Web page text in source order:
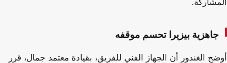
المشاركة.
جاهزية بيزيرا تحسم موقفه
أوضح الغندور أن الجهاز الفني للفريق، بقيادة معتمد جمال، قرر